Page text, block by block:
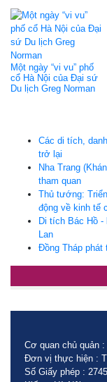
Một ngày “vi vu” phố
cổ Hà Nội của Đại sứ
Du lịch Greg Norman
Các di tích,
trở lại
Nha Trang
tham quan
Thủ tướng:
động về kinh tế
Di tích Bác Hồ
Lan
Đồng Tháp phát
Cơ quan chủ quản
Đơn vị thực hiện :
Số Giấy phép :